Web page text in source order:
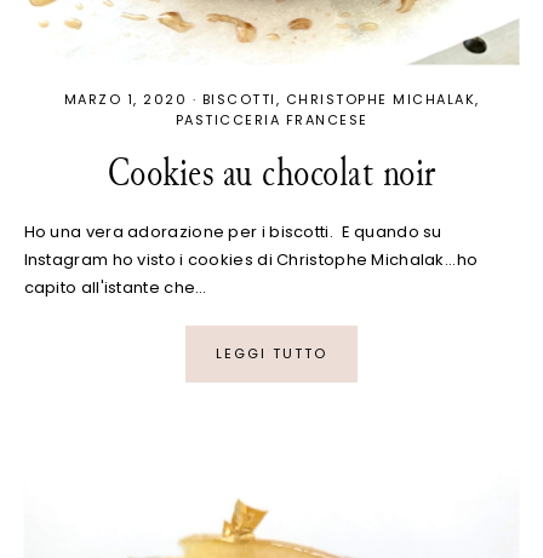
MARZO 1, 2020 · BISCOTTI
CHRISTOPHE MICHALAK
PASTICCERIA FRANCESE
Cookies au chocolat noir
Ho una vera adorazione per i biscotti. E quando su
Instagram ho visto i cookies di Christophe Michalak...ho
capito all'istante che…
LEGGI TUTTO